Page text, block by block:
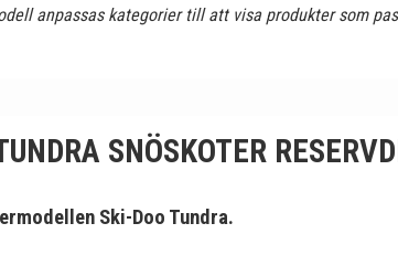
anpassas kategorier till att visa produkter som
SNÖSKOTER
Ski-Doo Tundra.